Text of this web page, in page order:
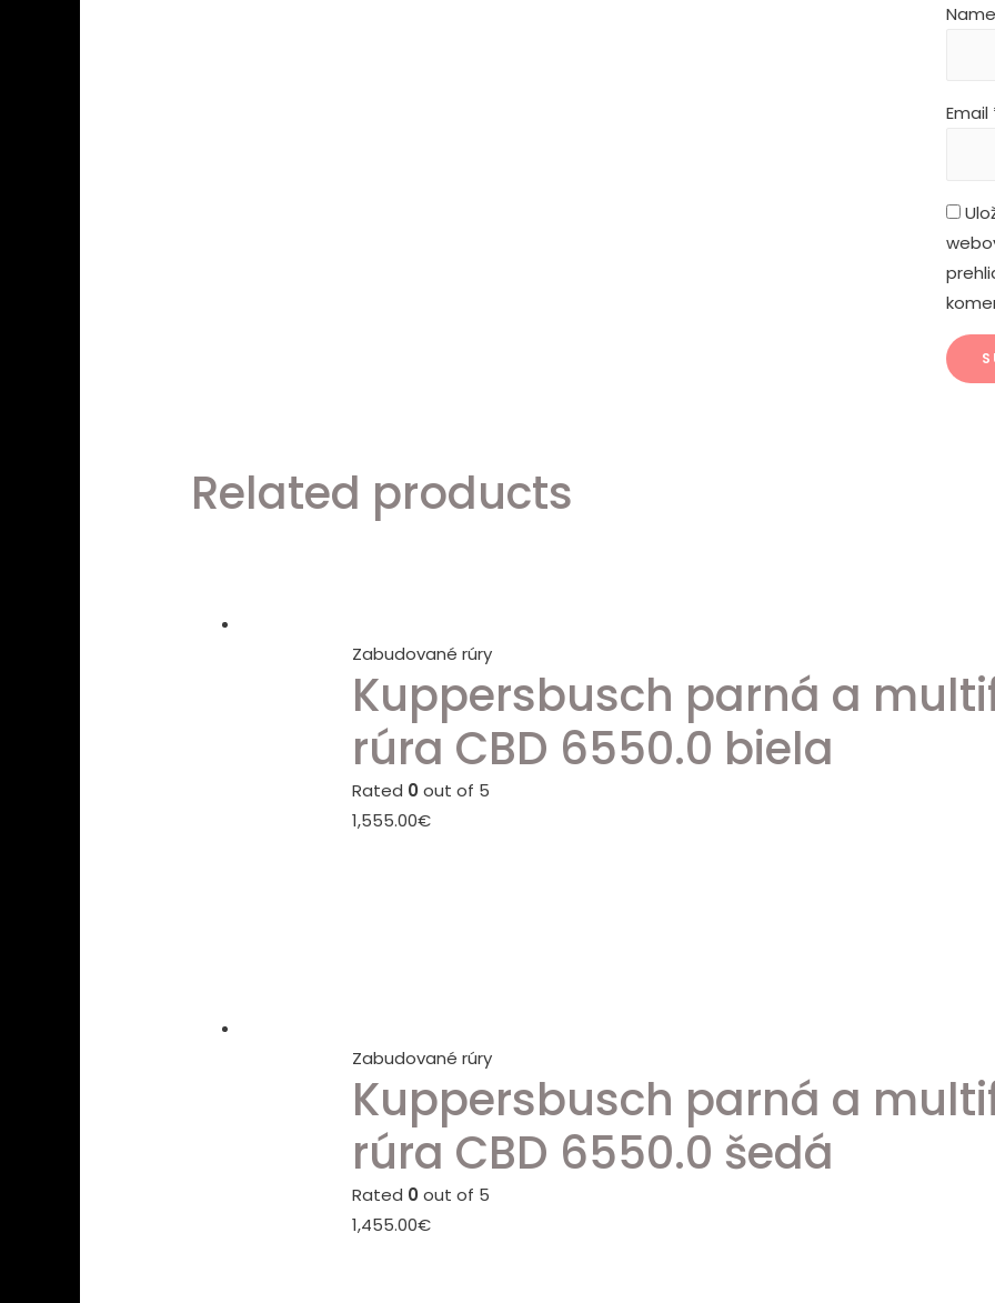
Email
Related products
Zabudované rúry
Kuppersbusch parná a
rúra CBD 6550.0 biela
Rated 0 out of 5
1,555.00€
Zabudované rúry
Kuppersbusch parná a
rúra CBD 6550.0 šedá
Rated 0 out of 5
1,455.00€